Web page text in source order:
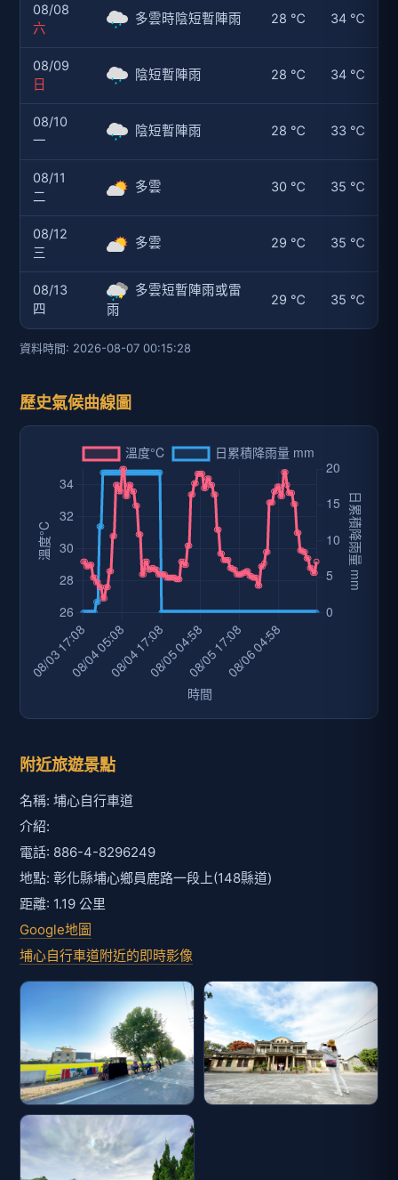
08/08
六
多雲時陰短暫陣雨 28 ℃ 34 ℃
08/09
日
陰短暫陣雨 28 ℃ 34 ℃
08/10
一
陰短暫陣雨 28 ℃ 33 ℃
08/11
二
多雲 30 ℃ 35 ℃
08/12
三
多雲 29 ℃ 35 ℃
08/13
四
多雲短暫陣雨或雷
雨
29 ℃ 35 ℃
資料時間: 2026-08-07 00:15:28
歷史氣候曲線圖
附近旅遊景點
名稱: 埔心自行車道
介紹:
電話: 886-4-8296249
地點: 彰化縣埔心鄉員鹿路一段上(148縣道)
距離: 1.19 公里
Google地圖
埔心自行車道附近的即時影像